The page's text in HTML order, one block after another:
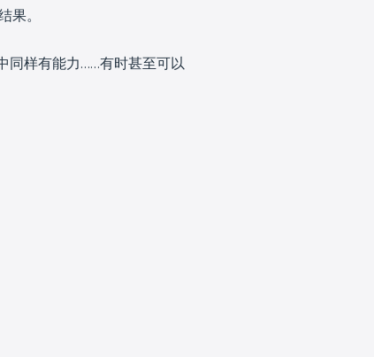
果。
同样有能力……有时甚至可以